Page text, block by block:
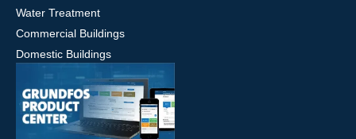
Water Treatment
Commercial Buildings
Domestic Buildings